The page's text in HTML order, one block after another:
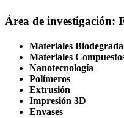
Área de investigación:
Materiales
Materiales
Nanotecnología
Polímeros
Extrusión
Impresión 3D
Envases